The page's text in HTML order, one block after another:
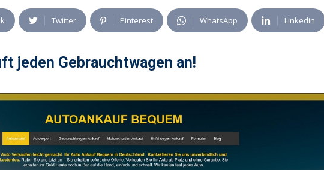
Twitter Pinterest WhatsApp Linkedin
jeden Gebrauchtwagen an!